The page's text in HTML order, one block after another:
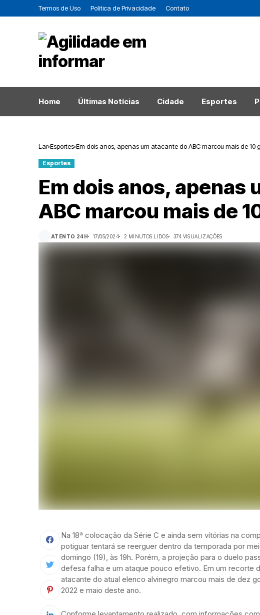
Termos de Uso Política de Privacidade Contato
Home Últimas Notícias Cidade Esportes
Lar Esportes Em dois anos, apenas um atacante do ABC marcou mais de 10
Esportes
Em dois anos, apenas
ABC marcou mais de
ATENTO 24H 17/05/2024 2 MINUTOS LIDOS 374 VISUALIZAÇÕES
Na 18ª colocação da Série C e ainda sem vítórias na
potiguar tentará se reerguer dentro da temporada por
domingo (19), às 19h. Porém, a projeção para o duelo
defesa falha e um ataque pouco efetivo. Em um recorte
atacante do atual elenco alvinegro marcou mais de dez
2022 e maio deste ano.